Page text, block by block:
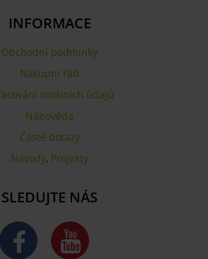
INFORMACE
Obchodní podmínky
Nákupní řád
osobních údajů
Nápověda
Časté dotazy
Návody, Projekty
SLEDUJTE NÁS